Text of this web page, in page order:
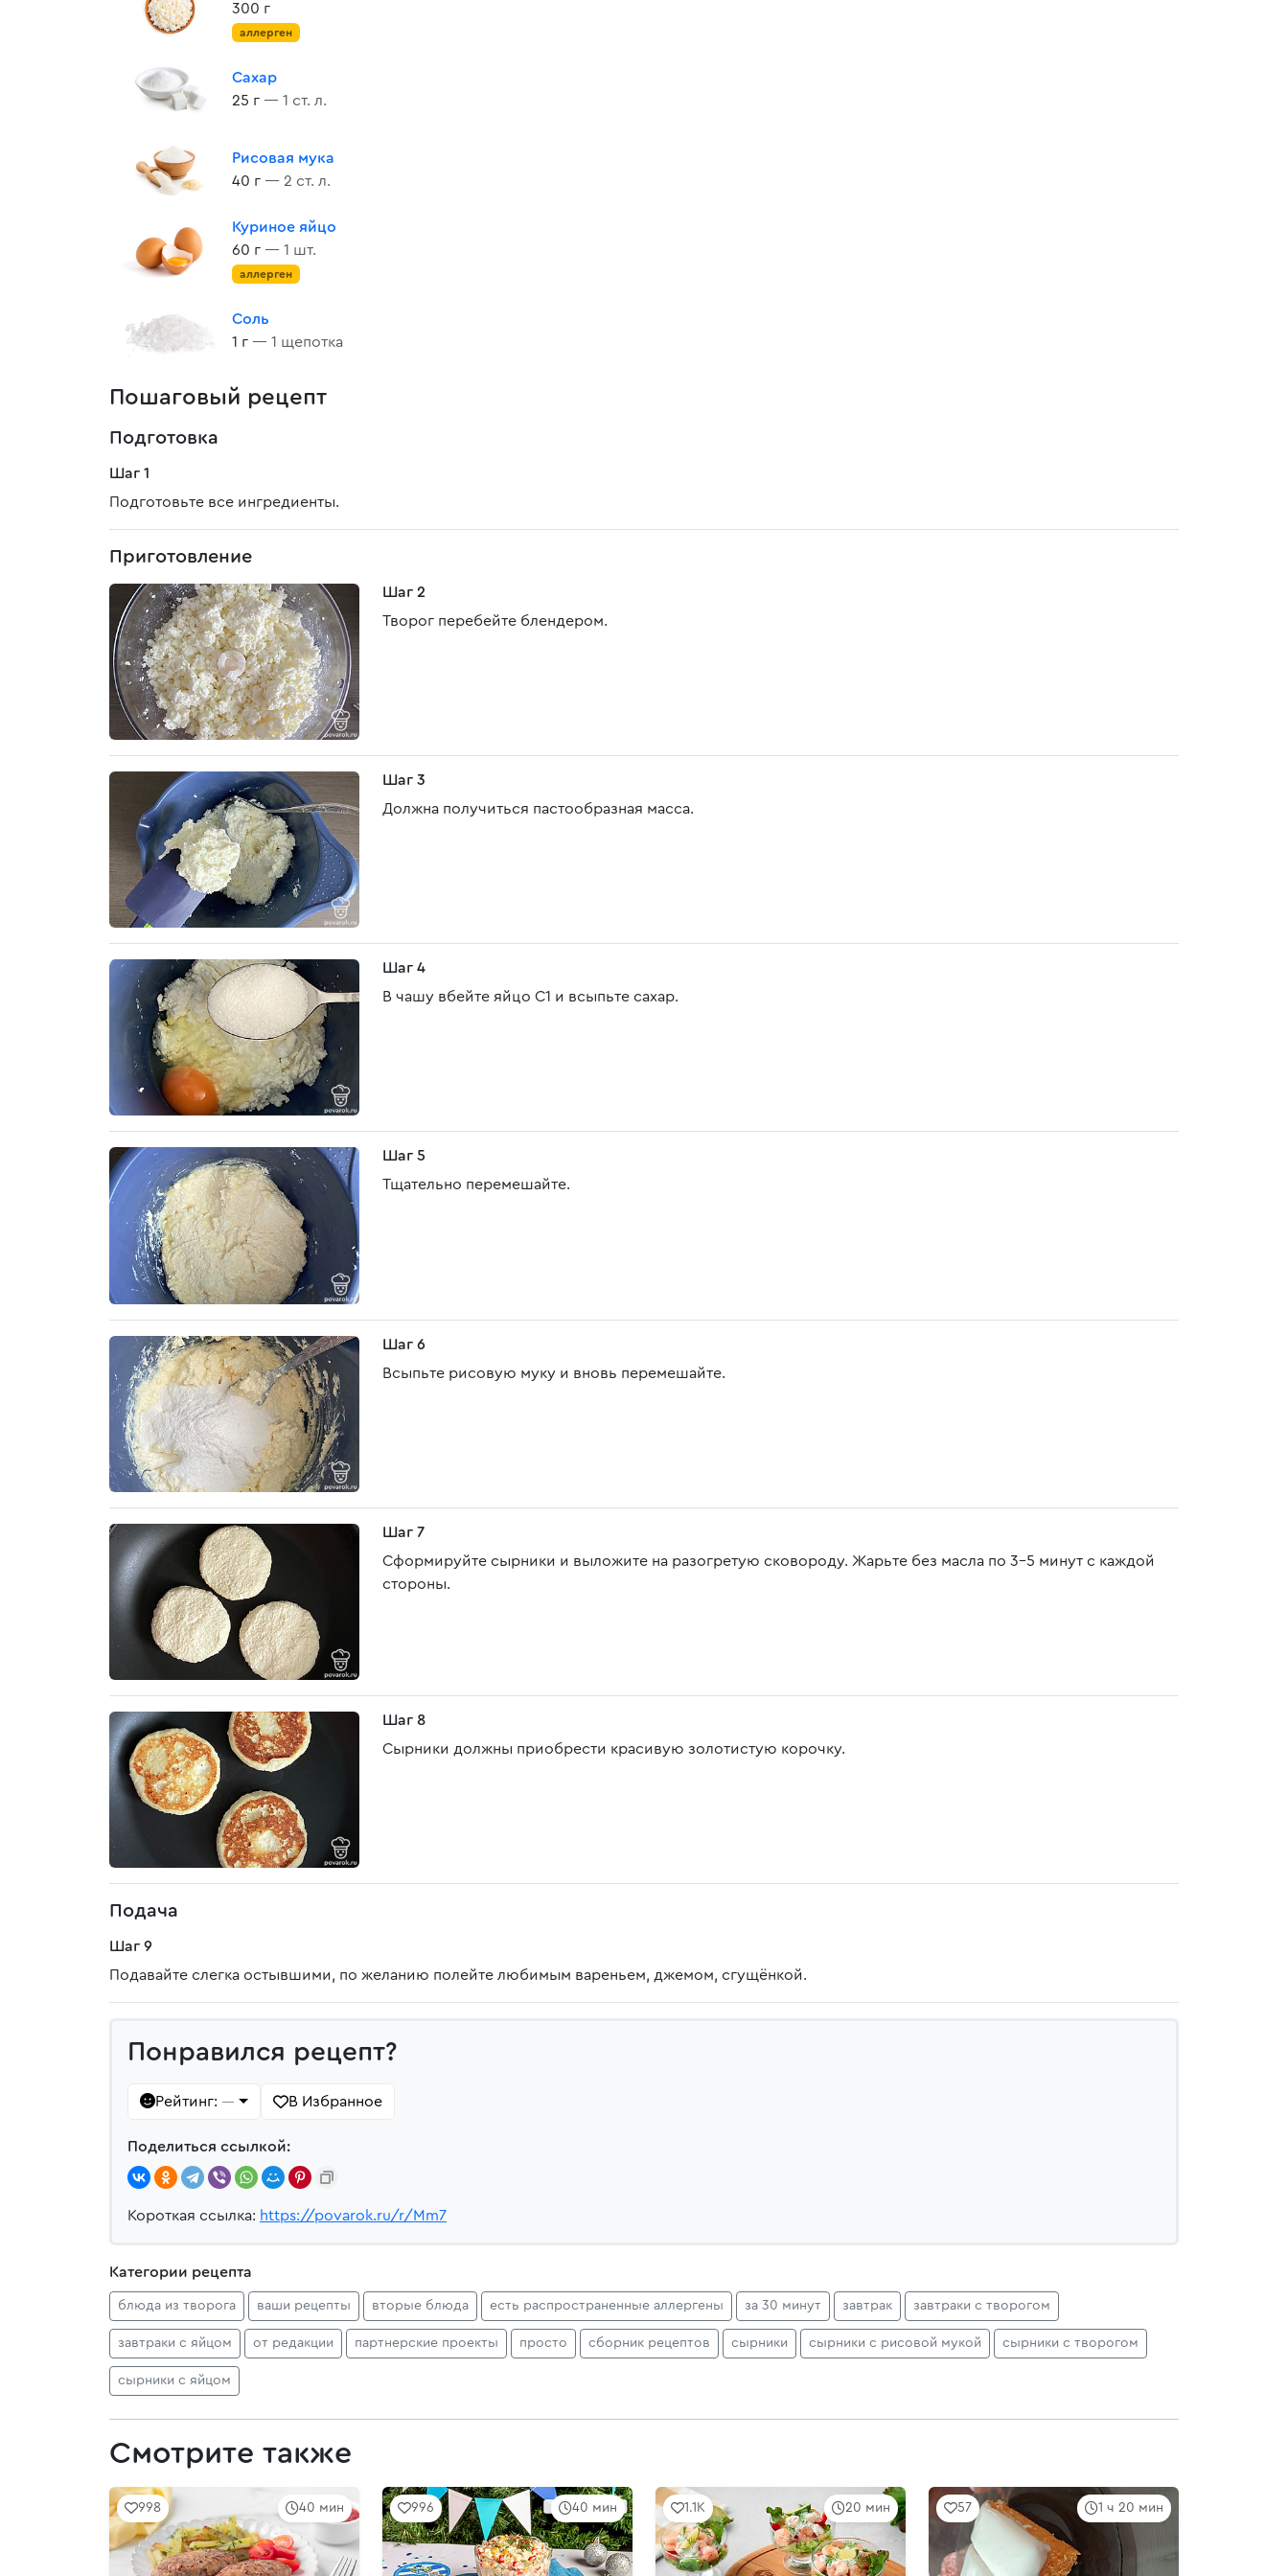
300 г
аллерген
Сахар
25 г — 1 ст. л.
Рисовая мука
40 г — 2 ст. л.
Куриное яйцо
60 г — 1 шт.
аллерген
Соль
1 г — 1 щепотка
Пошаговый рецепт
Подготовка
Шаг 1
Подготовьте все ингредиенты.
Приготовление
Шаг 2
Творог перебейте блендером.
Шаг 3
Должна получиться пастообразная масса.
Шаг 4
В чашу вбейте яйцо С1 и всыпьте сахар.
Шаг 5
Тщательно перемешайте.
Шаг 6
Всыпьте рисовую муку и вновь перемешайте.
Шаг 7
Сформируйте сырники и выложите на разогретую сковороду. Жарьте без масла по 3-5 минут с каждой
стороны.
Шаг 8
Сырники должны приобрести красивую золотистую корочку.
Подача
Шаг 9
Подавайте слегка остывшими, по желанию полейте любимым вареньем, джемом, сгущёнкой.
Понравился рецепт?
Рейтинг: — В Избранное
Поделиться ссылкой:
Короткая ссылка: https://povarok.ru/r/Mm7
Категории рецепта
блюда из творога ваши рецепты вторые блюда есть распространенные аллергены за 30 минут завтрак завтраки с творогом
завтраки с яйцом от редакции партнерские проекты просто сборник рецептов сырники сырники с рисовой мукой сырники с творогом
сырники с яйцом
Смотрите также
40 мин
998 40 мин
996 20 мин
1.1K 1 ч 20 мин
57